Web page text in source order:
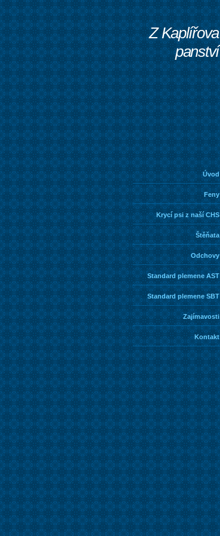
Z Kaplířova
panství
Úvod
Feny
Krycí psi z naší CHS
Štěňata
Odchovy
Standard plemene AST
Standard plemene SBT
Zajímavosti
Kontakt